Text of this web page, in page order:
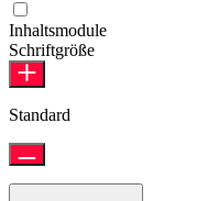
Inhaltsmodule
Schriftgröße
Standard